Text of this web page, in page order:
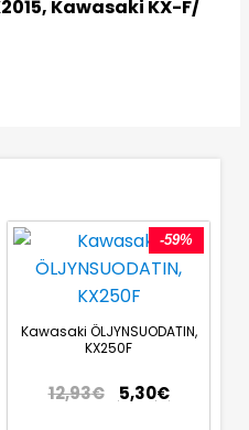
Kawasaki KX-F/
-59%
Kawasaki ÖLJYNSUODATIN,
KX250F
12,93€ 5,30€